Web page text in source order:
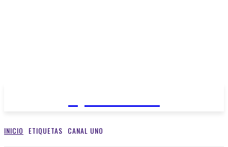
INICIO ETIQUETAS CANAL UNO